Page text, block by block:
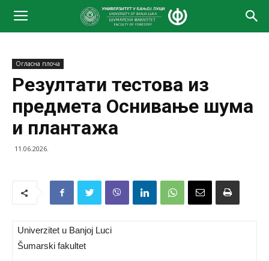
Огласна плоча
Резултати тестова из
предмета Оснивање шума
и плантажа
11.06.2026.
Univerzitet u Banjoj Luci
Šumarski fakultet